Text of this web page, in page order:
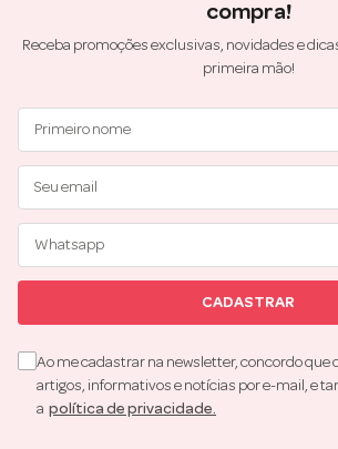
compra!
Receba promoções exclusivas, novidades e
primeira mão!
CADASTRAR
Ao me cadastrar na newsletter, concordo que
artigos, informativos e notícias por e-mail, e
a política de privacidade.